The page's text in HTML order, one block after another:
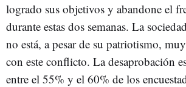
logrado sus objetivos y abandone el
durante estas dos semanas. La
no está, a pesar de su patriotismo,
con este conflicto. La desaprobación
entre el 55% y el 60% de los